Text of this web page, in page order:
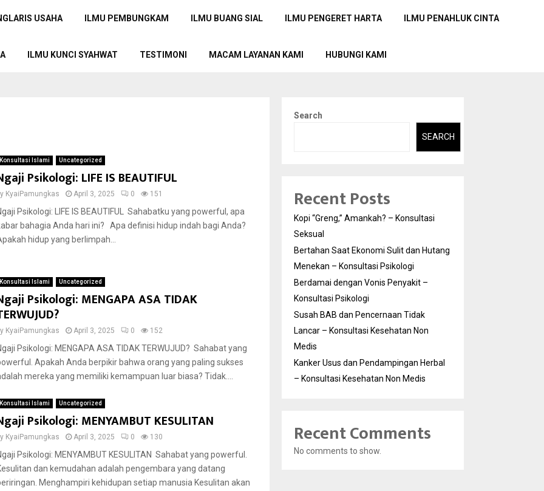
USAHA ILMU PEMBUNGKAM ILMU BUANG SIAL ILMU PENGERET HARTA ILMU PENAHLUK CINTA
ILMU KUNCI SYAHWAT TESTIMONI MACAM LAYANAN KAMI HUBUNGI KAMI
Konsultasi Islami Uncategorized
Psikologi: LIFE IS BEAUTIFUL
KyaiPamungkas April 3, 2025 0 151
Psikologi: LIFE IS BEAUTIFUL Sahabatku yang powerful, apa
bahagia Anda hari ini? Apa definisi hidup indah bagi Anda?
hidup yang berlimpah...
Konsultasi Islami Uncategorized
Psikologi: MENGAPA ASA TIDAK
KyaiPamungkas April 3, 2025 0 152
Psikologi: MENGAPA ASA TIDAK TERWUJUD? Sahabat yang
Apakah Anda berpikir bahwa orang yang paling sukses
mereka yang memiliki kemampuan luar biasa? Tidak....
Konsultasi Islami Uncategorized
Psikologi: MENYAMBUT KESULITAN
KyaiPamungkas April 3, 2025 0 130
Psikologi: MENYAMBUT KESULITAN Sahabat yang powerful.
dan kemudahan adalah pengembara yang datang
Menghampiri kehidupan setiap manusia Kesulitan akan
Search
SEARCH
Recent Posts
Kopi “Greng,” Amankah? – Konsultasi
Seksual
Bertahan Saat Ekonomi Sulit dan Hutang
Menekan – Konsultasi Psikologi
Berdamai dengan Vonis Penyakit –
Konsultasi Psikologi
Susah BAB dan Pencernaan Tidak
Lancar – Konsultasi Kesehatan Non
Medis
Kanker Usus dan Pendampingan Herbal
– Konsultasi Kesehatan Non Medis
Recent Comments
No comments to show.